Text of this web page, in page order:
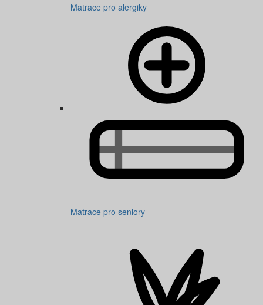
Matrace pro alergiky
Matrace pro seniory